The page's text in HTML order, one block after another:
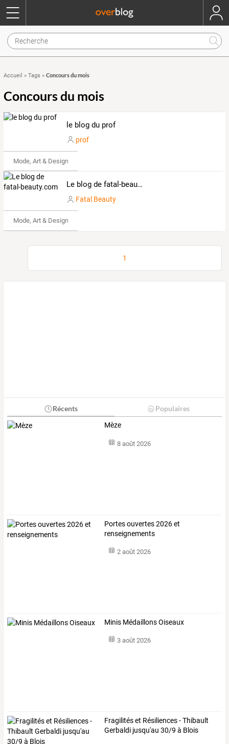
Accueil » Tags » Concours du mois
Concours du mois
le blog du prof
prof
Mode, Art & Design
Le blog de fatal-beauty.com
Fatal Beauty
Mode, Art & Design
1
Récents Populaires
Mèze
8 août 2026
Portes ouvertes 2026 et
renseignements
2 août 2026
Minis Médaillons Oiseaux
3 août 2026
Fragilités et Résiliences - Thibault
Gerbaldi jusqu'au 30/9 à Blois